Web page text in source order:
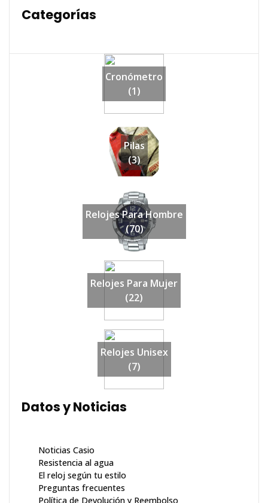
Categorías
Cronómetro
(1)
Pilas
(3)
Relojes Para Hombre
(70)
Relojes Para Mujer
(22)
Relojes Unisex
(7)
Datos y Noticias
Noticias Casio
Resistencia al agua
El reloj según tu estilo
Preguntas frecuentes
Política de Devolución y Reembolso